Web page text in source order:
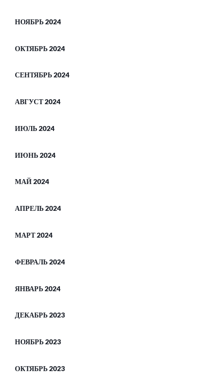
НОЯБРЬ 2024
ОКТЯБРЬ 2024
СЕНТЯБРЬ 2024
АВГУСТ 2024
ИЮЛЬ 2024
ИЮНЬ 2024
МАЙ 2024
АПРЕЛЬ 2024
МАРТ 2024
ФЕВРАЛЬ 2024
ЯНВАРЬ 2024
ДЕКАБРЬ 2023
НОЯБРЬ 2023
ОКТЯБРЬ 2023